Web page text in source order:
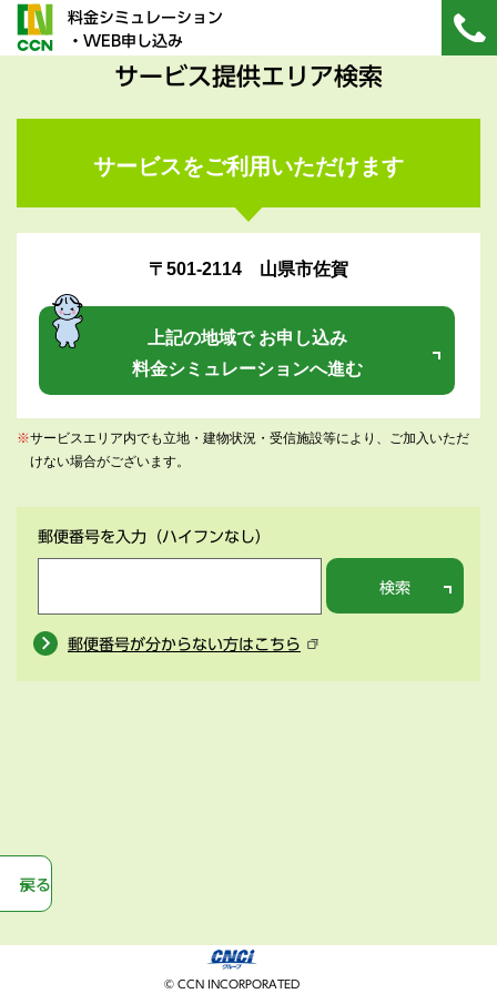
料金シミュレーション
・WEB申し込み
サービス提供エリア検索
サービスをご利用いただけます
〒501-2114 山県市佐賀
上記の地域で お申し込み
料金シミュレーションへ進む
※サービスエリア内でも立地・建物状況・受信施設等により、ご加入いただ
けない場合がございます。
郵便番号を入力 （ハイフンなし）
検索
郵便番号が分からない方はこちら
戻る
© CCN INCORPORATED